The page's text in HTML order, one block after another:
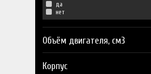
да
нет
Объём двигателя, см3
Корпус